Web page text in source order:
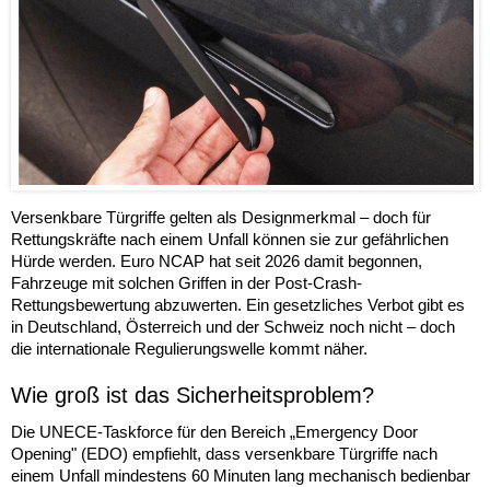
Versenkbare Türgriffe gelten als Designmerkmal – doch für
Rettungskräfte nach einem Unfall können sie zur gefährlichen
Hürde werden. Euro NCAP hat seit 2026 damit begonnen,
Fahrzeuge mit solchen Griffen in der Post-Crash-
Rettungsbewertung abzuwerten. Ein gesetzliches Verbot gibt es
in Deutschland, Österreich und der Schweiz noch nicht – doch
die internationale Regulierungswelle kommt näher.
Wie groß ist das Sicherheitsproblem?
Die UNECE-Taskforce für den Bereich „Emergency Door
Opening" (EDO) empfiehlt, dass versenkbare Türgriffe nach
einem Unfall mindestens 60 Minuten lang mechanisch bedienbar